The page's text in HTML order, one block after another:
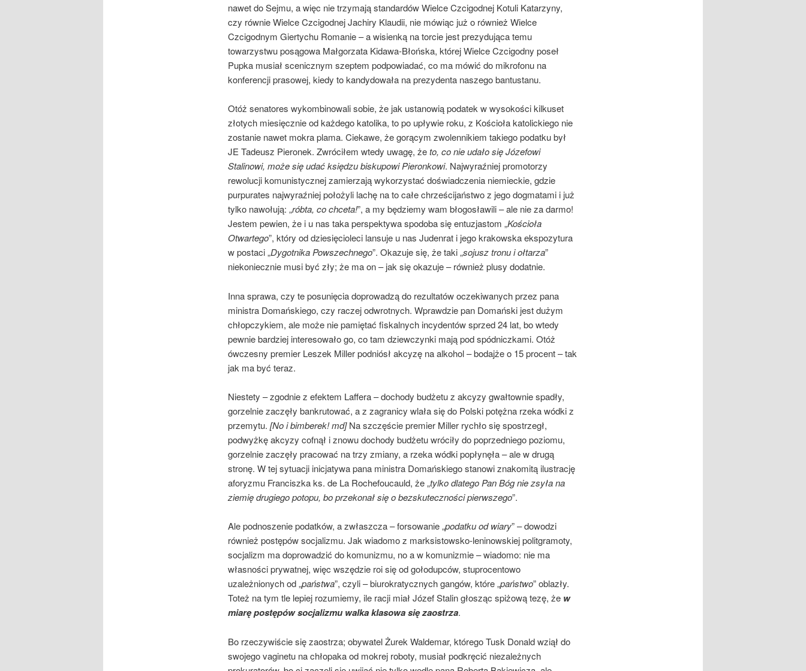
nawet do Sejmu, a więc nie trzymają standardów Wielce Czcigodnej Kotuli Katarzyny,
czy równie Wielce Czcigodnej Jachiry Klaudii, nie mówiąc już o również Wielce
Czcigodnym Giertychu Romanie – a wisienką na torcie jest prezydująca temu
towarzystwu posągowa Małgorzata Kidawa-Błońska, której Wielce Czcigodny poseł
Pupka musiał scenicznym szeptem podpowiadać, co ma mówić do mikrofonu na
konferencji prasowej, kiedy to kandydowała na prezydenta naszego bantustanu.
Otóż senatores wykombinowali sobie, że jak ustanowią podatek w wysokości kilkuset
złotych miesięcznie od każdego katolika, to po upływie roku, z Kościoła katolickiego nie
zostanie nawet mokra plama. Ciekawe, że gorącym zwolennikiem takiego podatku był
JE Tadeusz Pieronek. Zwróciłem wtedy uwagę, żeto, co nie udało się Józefowi
Stalinowi, może się udać księdzu biskupowi Pieronkowi. Najwyraźniej promotorzy
rewolucji komunistycznej zamierzają wykorzystać doświadczenia niemieckie, gdzie
purpurates najwyraźniej położyli lachę na to całe chrześcijaństwo z jego dogmatami i już
tylko nawołują: „róbta, co chceta!”, a my będziemy wam błogosławili – ale nie za darmo!
Jestem pewien, że i u nas taka perspektywa spodoba się entuzjastom „Kościoła
Otwartego”, który od dziesięcioleci lansuje u nas Judenrat i jego krakowska ekspozytura
w postaci „Dygotnika Powszechnego”. Okazuje się, że taki „sojusz tronu i ołtarza”
niekoniecznie musi być zły; że ma on – jak się okazuje – również plusy dodatnie.
Inna sprawa, czy te posunięcia doprowadzą do rezultatów oczekiwanych przez pana
ministra Domańskiego, czy raczej odwrotnych. Wprawdzie pan Domański jest dużym
chłopczykiem, ale może nie pamiętać fiskalnych incydentów sprzed 24 lat, bo wtedy
pewnie bardziej interesowało go, co tam dziewczynki mają pod spódniczkami. Otóż
ówczesny premier Leszek Miller podniósł akcyzę na alkohol – bodajże o 15 procent – tak
jak ma być teraz.
Niestety – zgodnie z efektem Laffera – dochody budżetu z akcyzy gwałtownie spadły,
gorzelnie zaczęły bankrutować, a z zagranicy wlała się do Polski potężna rzeka wódki z
przemytu. [No i bimberek! md]Na szczęście premier Miller rychło się spostrzegł,
podwyżkę akcyzy cofnął i znowu dochody budżetu wróciły do poprzedniego poziomu,
gorzelnie zaczęły pracować na trzy zmiany, a rzeka wódki popłynęła – ale w drugą
stronę. W tej sytuacji inicjatywa pana ministra Domańskiego stanowi znakomitą ilustrację
aforyzmu Franciszka ks. de La Rochefoucauld, że „tylko dlatego Pan Bóg nie zsyła na
ziemię drugiego potopu, bo przekonał się o bezskuteczności pierwszego”.
Ale podnoszenie podatków, a zwłaszcza – forsowanie „podatku od wiary” – dowodzi
również postępów socjalizmu. Jak wiadomo z marksistowsko-leninowskiej politgramoty,
socjalizm ma doprowadzić do komunizmu, no a w komunizmie – wiadomo: nie ma
własności prywatnej, więc wszędzie roi się od gołodupców, stuprocentowo
uzależnionych od „państwa”, czyli – biurokratycznych gangów, które „państwo” oblazły.
Toteż na tym tle lepiej rozumiemy, ile racji miał Józef Stalin głosząc spiżową tezę, że w
miarę postępów socjalizmu walka klasowa się zaostrza.
Bo rzeczywiście się zaostrza; obywatel Żurek Waldemar, którego Tusk Donald wziął do
swojego vaginetu na chłopaka od mokrej roboty, musiał podkręcić niezależnych